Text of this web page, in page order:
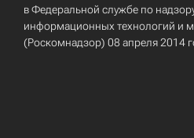
в Федеральной службе по
информационных технологий и
(Роскомнадзор) 08 апреля 2014